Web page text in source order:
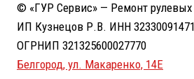
© «ГУР Сервис» — Ремонт рулевых
ИП Кузнецов Р.В. ИНН
ОГРНИП 321325600027770
Белгород, ул. Макаренко, 14Е